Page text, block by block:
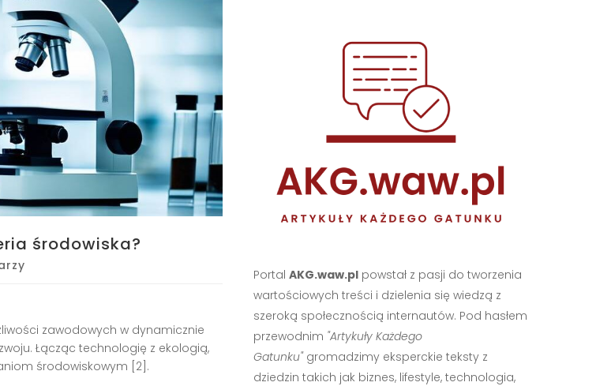
środowiska?
zawodowych w dynamicznie
Łącząc technologię z ekologią,
środowiskowym [2].
Portal AKG.waw.plpowstał z pasji do tworzenia
wartościowych treści i dzielenia się wiedzą z
szeroką społecznością internautów. Pod hasłem
przewodnim "Artykuły Każdego
Gatunku"gromadzimy eksperckie teksty z
dziedzin takich jak biznes, lifestyle, technologia,